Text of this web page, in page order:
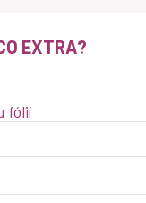
EXTRA?
fólií